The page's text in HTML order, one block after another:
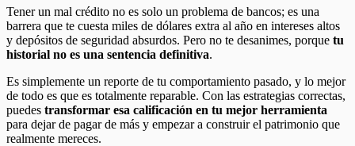
Tener un mal crédito no es solo un problema de bancos; es una
barrera que te cuesta miles de dólares extra al año en intereses altos
y depósitos de seguridad absurdos. Pero no te desanimes, porque tu
historial no es una sentencia definitiva.
Es simplemente un reporte de tu comportamiento pasado, y lo mejor
de todo es que es totalmente reparable. Con las estrategias correctas,
puedes transformar esa calificación en tu mejor herramienta
para dejar de pagar de más y empezar a construir el patrimonio que
realmente mereces.